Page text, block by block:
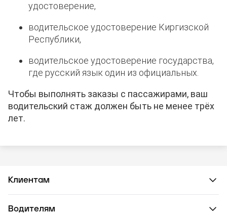
удостоверение,
водительское удостоверение Киргизской
Республики,
водительское удостоверение государства,
где русский язык один из официальных.
Чтобы выполнять заказы с пассажирами, ваш
водительский стаж должен быть не менее трёх
лет.
Клиентам
Водителям